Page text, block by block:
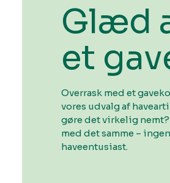
Glæd
et
Overrask med et
vores udvalg af
gøre det virkelig
med det samme –
haveentusiast.